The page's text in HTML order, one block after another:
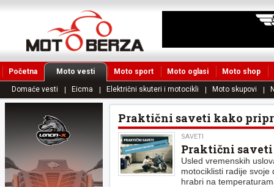
Početna Moto vesti Moto sport Moto oglasi Moto shop
Domaće vesti Eicma Električni skuteri i motocikli Moto skupovi
Praktični saveti kako
SAVETI
Praktični
Usled vremenskih
motociklisti radije
hrabri na